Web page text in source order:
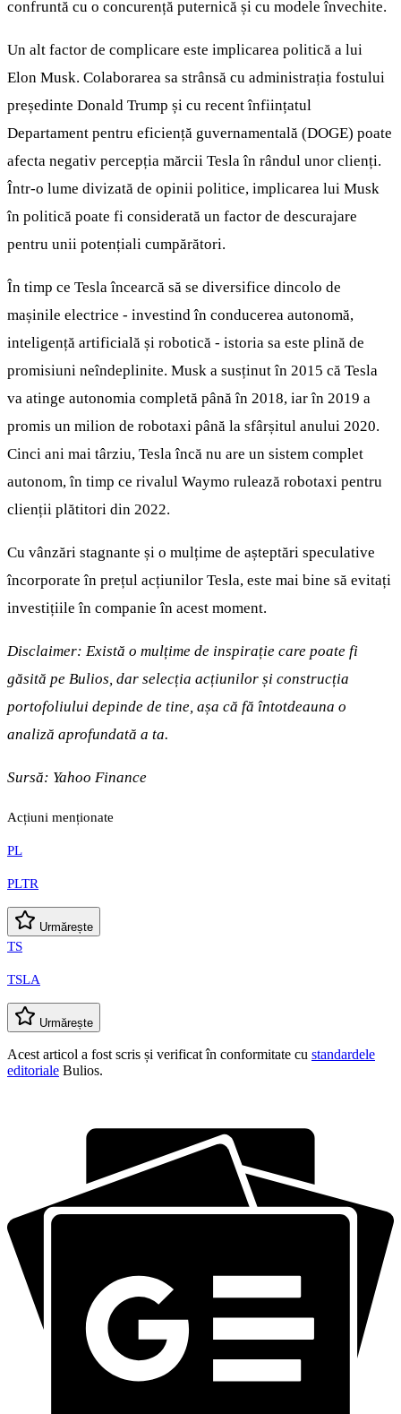
confruntă cu o concurență puternică și cu modele învechite.
Un alt factor de complicare este implicarea politică a lui
Elon Musk. Colaborarea sa strânsă cu administrația fostului
președinte Donald Trump și cu recent înființatul
Departament pentru eficiență guvernamentală (DOGE) poate
afecta negativ percepția mărcii Tesla în rândul unor clienți.
Într-o lume divizată de opinii politice, implicarea lui Musk
în politică poate fi considerată un factor de descurajare
pentru unii potențiali cumpărători.
În timp ce Tesla încearcă să se diversifice dincolo de
mașinile electrice - investind în conducerea autonomă,
inteligență artificială și robotică - istoria sa este plină de
promisiuni neîndeplinite. Musk a susținut în 2015 că Tesla
va atinge autonomia completă până în 2018, iar în 2019 a
promis un milion de robotaxi până la sfârșitul anului 2020.
Cinci ani mai târziu, Tesla încă nu are un sistem complet
autonom, în timp ce rivalul Waymo rulează robotaxi pentru
clienții plătitori din 2022.
Cu vânzări stagnante și o mulțime de așteptări speculative
încorporate în prețul acțiunilor Tesla, este mai bine să evitați
investițiile în companie în acest moment.
Disclaimer: Există o mulțime de inspirație care poate fi
găsită pe Bulios, dar selecția acțiunilor și construcția
portofoliului depinde de tine, așa că fă întotdeauna o
analiză aprofundată a ta.
Sursă: Yahoo Finance
Acțiuni menționate
PL
PLTR
Urmărește
TS
TSLA
Urmărește
Acest articol a fost scris și verificat în conformitate cu standardele
editoriale Bulios.